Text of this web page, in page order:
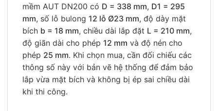
mềm AUT DN200 có D = 338 mm, D1 = 295
mm, số lỗ bulong 12 lỗ Ø23 mm, độ dày mặt
bích b = 18 mm, chiều dài lắp đặt L = 210 mm,
độ giãn dài cho phép 12 mm và độ nén cho
phép 25 mm. Khi chọn mua, cần đối chiếu các
thông số này với bản vẽ hệ thống để đảm bảo
lắp vừa mặt bích và không bị ép sai chiều dài
khi thi công.